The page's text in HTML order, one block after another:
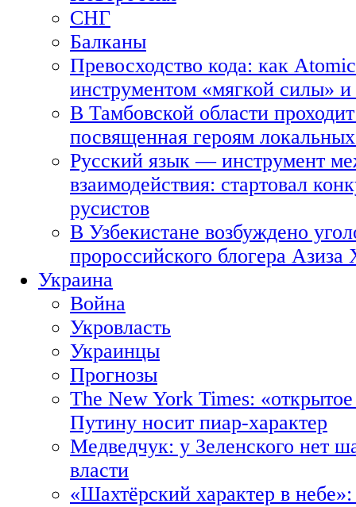
СНГ
Балканы
Превосходство кода: как
инструментом «мягкой силы» и
В Тамбовской области
посвященная героям
Русский язык — инструмент
взаимодействия: стартовал
русистов
В Узбекистане возбуждено
пророссийского блогера Азиза
Украина
Война
Укровласть
Украинцы
Прогнозы
The New York Times:
Путину носит пиар-характер
Медведчук: у Зеленского нет
власти
«Шахтёрский характер в